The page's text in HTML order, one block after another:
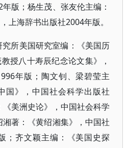
版；杨生茂、张友伦主编：
上海辞书出版社2004年版。
所美国研究室编：《美国历
授八十寿辰纪念论文集》，
年版；陶文钊、梁碧莹主
国》，中国社会科学出版社
美洲史论》，中国社会科学
著：《黄绍湘集》，中国社
；齐文颖主编：《美国史探